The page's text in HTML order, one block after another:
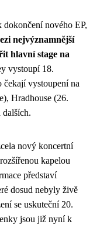
nového EP,
nejvýznamnější
hlavní stage na
vystoupí 18.
čekají vystoupení na
Hradhouse (26.
dalších.
nový koncertní
kapelou
představí
dosud nebyly živě
se uskuteční 20.
jsou již nyní k